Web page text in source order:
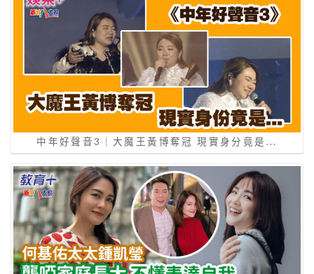
中年好聲音3｜大魔王黃博奪冠 現實身分竟是...